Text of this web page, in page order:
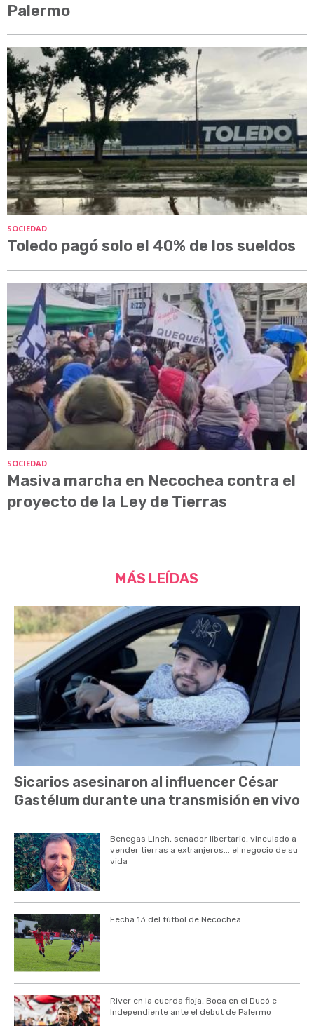
Palermo
SOCIEDAD
Toledo pagó solo el 40% de los sueldos
SOCIEDAD
Masiva marcha en Necochea contra el
proyecto de la Ley de Tierras
MÁS LEÍDAS
Sicarios asesinaron al influencer César
Gastélum durante una transmisión en vivo
Benegas Linch, senador libertario, vinculado a
vender tierras a extranjeros... el negocio de su
vida
Fecha 13 del fútbol de Necochea
River en la cuerda floja, Boca en el Ducó e
Independiente ante el debut de Palermo